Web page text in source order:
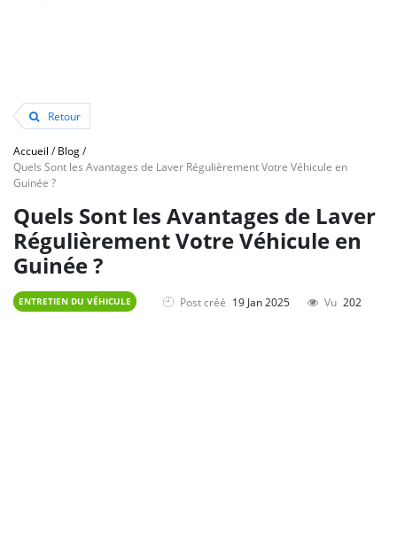
Retour
Accueil /Blog/
Quels Sont les Avantages de Laver Régulièrement Votre Véhicule en
Guinée ?
Quels Sont les Avantages de Laver
Régulièrement Votre Véhicule en
Guinée ?
ENTRETIEN DU VÉHICULE Post créé 19 Jan 2025 Vu 202